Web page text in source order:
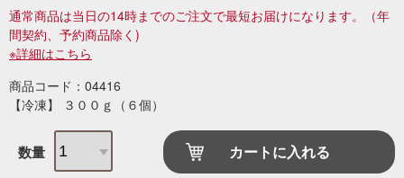
通常商品は当日の14時までのご注文で最短お届けになります。
（年
間契約、予約商品除く)
※詳細はこちら
商品コード：04416
【冷凍】 ３００ｇ（６個）
数量 カートに入れる